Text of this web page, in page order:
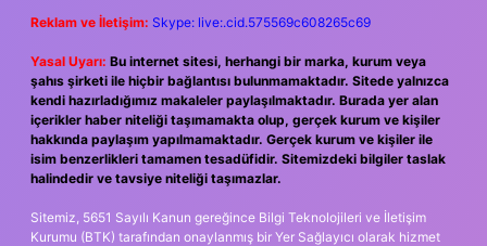
Reklam ve İletişim: Skype: live:.cid.575569c608265c69
Yasal Uyarı: Bu internet sitesi, herhangi bir marka, kurum veya
şahıs şirketi ile hiçbir bağlantısı bulunmamaktadır. Sitede yalnızca
kendi hazırladığımız makaleler paylaşılmaktadır. Burada yer alan
içerikler haber niteliği taşımamakta olup, gerçek kurum ve kişiler
hakkında paylaşım yapılmamaktadır. Gerçek kurum ve kişiler ile
isim benzerlikleri tamamen tesadüfidir. Sitemizdeki bilgiler taslak
halindedir ve tavsiye niteliği taşımazlar.
Sitemiz, 5651 Sayılı Kanun gereğince Bilgi Teknolojileri ve İletişim
Kurumu (BTK) tarafından onaylanmış bir Yer Sağlayıcı olarak hizmet